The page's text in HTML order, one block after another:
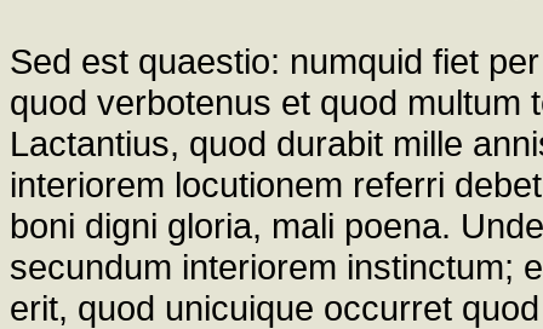
Sed est quaestio: numquid fiet
quod verbotenus et quod multum
Lactantius, quod durabit mille
interiorem locutionem referri
boni digni gloria, mali poena.
secundum interiorem instinctum;
erit, quod unicuique occurret